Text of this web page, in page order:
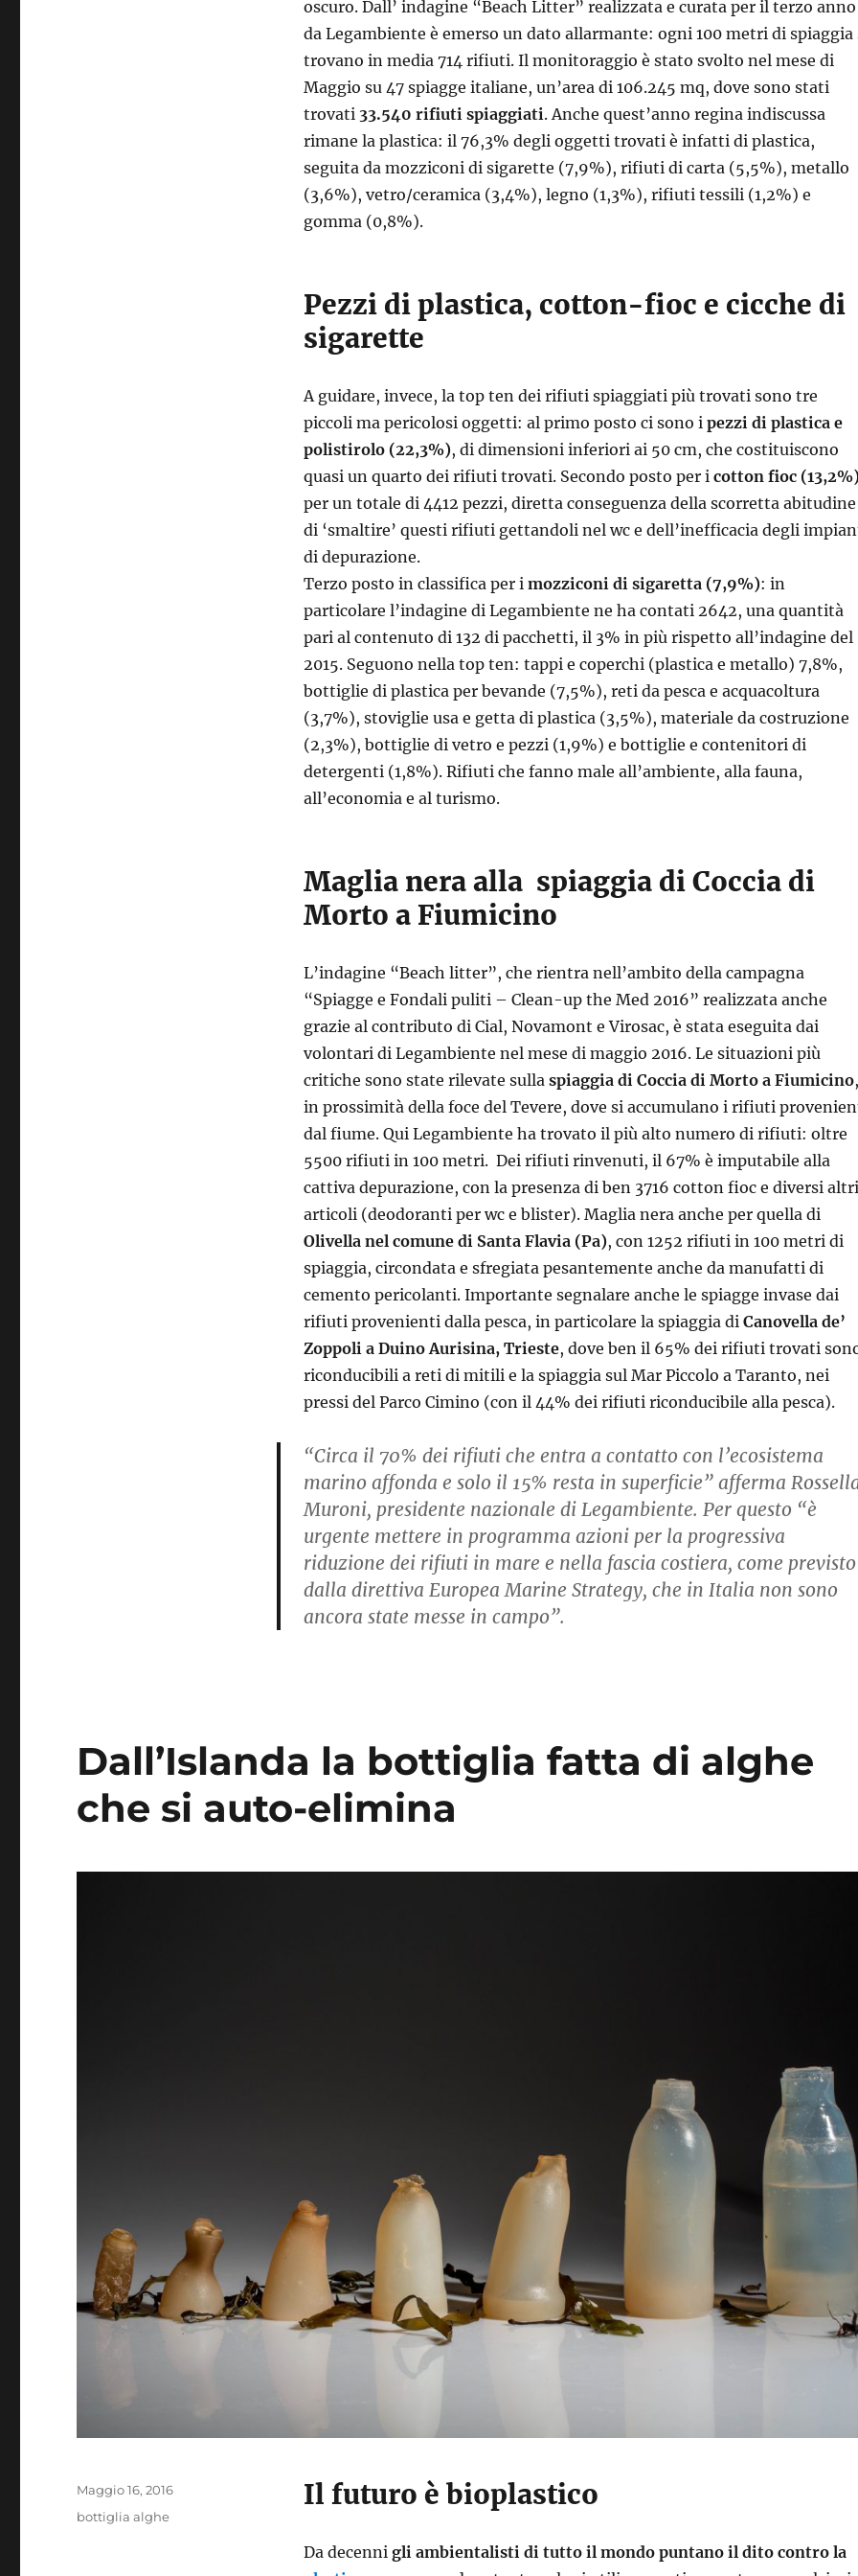
oscuro. Dall’ indagine “Beach Litter” realizzata e curata per il terzo anno
da Legambiente è emerso un dato allarmante: ogni 100 metri di spiaggia
trovano in media 714 rifiuti. Il monitoraggio è stato svolto nel mese di
Maggio su 47 spiagge italiane, un’area di 106.245 mq, dove sono stati
trovati 33.540 rifiuti spiaggiati. Anche quest’anno regina indiscussa
rimane la plastica: il 76,3% degli oggetti trovati è infatti di plastica,
seguita da mozziconi di sigarette (7,9%), rifiuti di carta (5,5%), metallo
(3,6%), vetro/ceramica (3,4%), legno (1,3%), rifiuti tessili (1,2%) e
gomma (0,8%).
Pezzi di plastica, cotton-fioc e cicche di
sigarette
A guidare, invece, la top ten dei rifiuti spiaggiati più trovati sono tre
piccoli ma pericolosi oggetti: al primo posto ci sono i pezzi di plastica e
polistirolo (22,3%), di dimensioni inferiori ai 50 cm, che costituiscono
quasi un quarto dei rifiuti trovati. Secondo posto per i cotton fioc
per un totale di 4412 pezzi, diretta conseguenza della scorretta abitudine
di ‘smaltire’ questi rifiuti gettandoli nel wc e dell’inefficacia degli
di depurazione.
Terzo posto in classifica per i mozziconi di sigaretta (7,9%): in
particolare l’indagine di Legambiente ne ha contati 2642, una quantità
pari al contenuto di 132 di pacchetti, il 3% in più rispetto all’indagine del
2015. Seguono nella top ten: tappi e coperchi (plastica e metallo) 7,8%,
bottiglie di plastica per bevande (7,5%), reti da pesca e acquacoltura
(3,7%), stoviglie usa e getta di plastica (3,5%), materiale da costruzione
(2,3%), bottiglie di vetro e pezzi (1,9%) e bottiglie e contenitori di
detergenti (1,8%). Rifiuti che fanno male all’ambiente, alla fauna,
all’economia e al turismo.
Maglia nera alla spiaggia di Coccia di
Morto a Fiumicino
L’indagine “Beach litter”, che rientra nell’ambito della campagna
“Spiagge e Fondali puliti – Clean-up the Med 2016” realizzata anche
grazie al contributo di Cial, Novamont e Virosac, è stata eseguita dai
volontari di Legambiente nel mese di maggio 2016. Le situazioni più
critiche sono state rilevate sulla spiaggia di Coccia di Morto a Fiumicino,
in prossimità della foce del Tevere, dove si accumulano i rifiuti
dal fiume. Qui Legambiente ha trovato il più alto numero di rifiuti: oltre
5500 rifiuti in 100 metri. Dei rifiuti rinvenuti, il 67% è imputabile alla
cattiva depurazione, con la presenza di ben 3716 cotton fioc e diversi altri
articoli (deodoranti per wc e blister). Maglia nera anche per quella di
Olivella nel comune di Santa Flavia (Pa), con 1252 rifiuti in 100 metri di
spiaggia, circondata e sfregiata pesantemente anche da manufatti di
cemento pericolanti. Importante segnalare anche le spiagge invase dai
rifiuti provenienti dalla pesca, in particolare la spiaggia di Canovella de’
Zoppoli a Duino Aurisina, Trieste, dove ben il 65% dei rifiuti trovati
riconducibili a reti di mitili e la spiaggia sul Mar Piccolo a Taranto, nei
pressi del Parco Cimino (con il 44% dei rifiuti riconducibile alla pesca).
“Circa il 70% dei rifiuti che entra a contatto con l’ecosistema
marino affonda e solo il 15% resta in superficie” afferma
Muroni, presidente nazionale di Legambiente. Per questo “è
urgente mettere in programma azioni per la progressiva
riduzione dei rifiuti in mare e nella fascia costiera, come previsto
dalla direttiva Europea Marine Strategy, che in Italia non sono
ancora state messe in campo”.
Dall’Islanda la bottiglia fatta di alghe
che si auto-elimina
Il futuro è bioplastico
Da decenni gli ambientalisti di tutto il mondo puntano il dito contro la
Pubblicato
il
Maggio 16, 2016
Tag
bottiglia alghe